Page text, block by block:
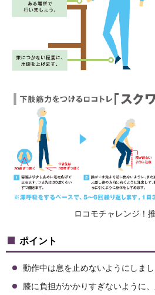
ロコモチャレンジ！
ポイント
動作中は息を止めないようにしまし
膝に負担がかかりすぎないように